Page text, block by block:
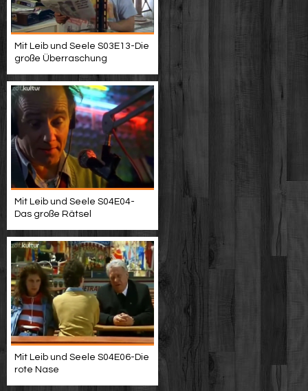
Mit Leib und Seele S03E13-Die
große Überraschung
Mit Leib und Seele S04E04-
Das große Rätsel
Mit Leib und Seele S04E06-Die
rote Nase